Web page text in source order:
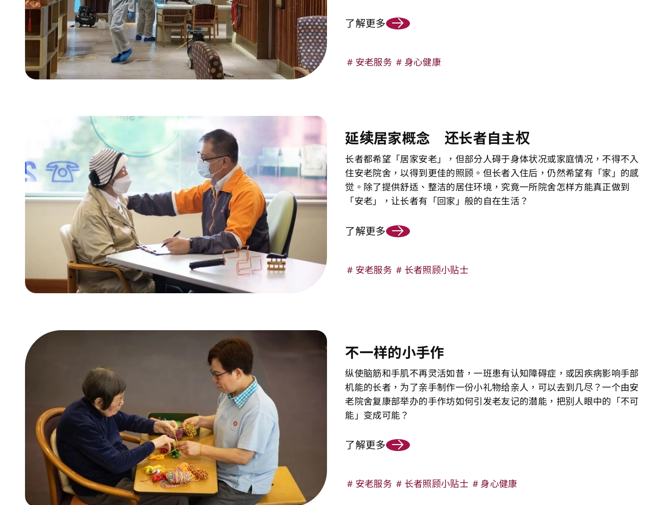
了解更多
安老服务 身心健康
延续居家概念 还长者自主权
长者都希望「居家安老」，但部分人碍于身体状况或家庭情况，不得不入
住安老院舍，以得到更佳的照顾。但长者入住后，仍然希望有「家」的感
觉。除了提供舒适、整洁的居住环境，究竟一所院舍怎样方能真正做到
「安老」，让长者有「回家」般的自在生活？
了解更多
安老服务 长者照顾小贴士
不一样的小手作
纵使脑筋和手肌不再灵活如昔，一班患有认知障碍症，或因疾病影响手部
机能的长者，为了亲手制作一份小礼物给亲人，可以去到几尽？一个由安
老院舍复康部举办的手作坊如何引发老友记的潜能，把别人眼中的「不可
能」变成可能？
了解更多
安老服务 长者照顾小贴士 身心健康